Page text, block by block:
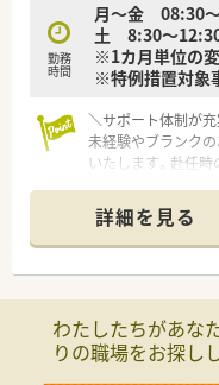
勤務
時間
月～金 08:30
土 8:30～12:30
※1カ月単位の
※特例措置対象
＼サポート体制が充
未経験やブランク
いたします。赴任
【店舗情報と応需状
■整形外科と内科の
医療提供を行って
■最寄り駅である鹿
置しており、車通勤
詳細を見る
わたしたちがあな
りの職場をお探し